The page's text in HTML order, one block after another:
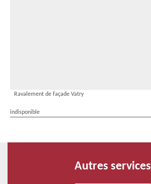
Ravalement de façade Vatry
indisponible
Autres services